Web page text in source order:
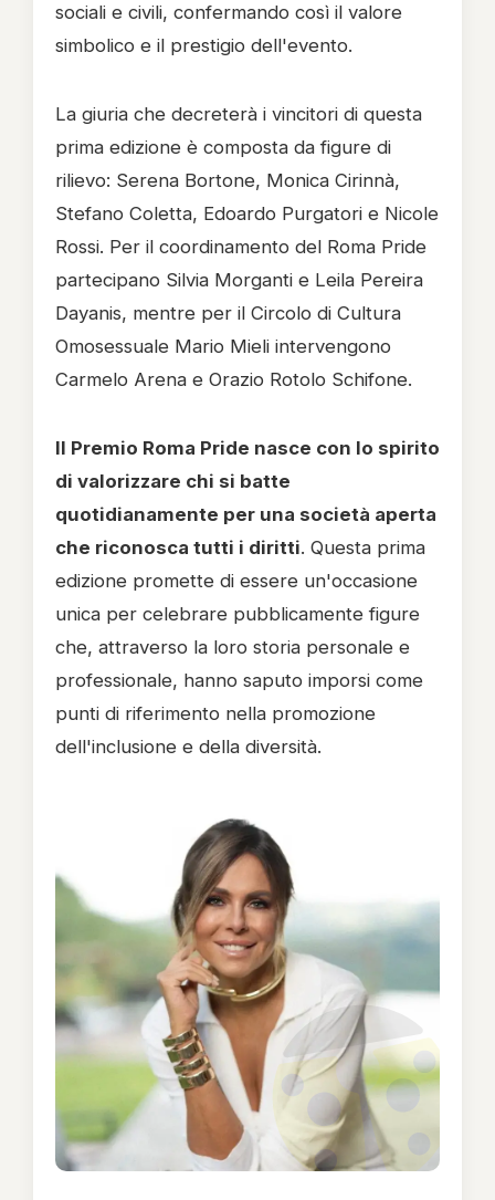
sociali e civili, confermando così il valore
simbolico e il prestigio dell'evento.
La giuria che decreterà i vincitori di questa
prima edizione è composta da figure di
rilievo: Serena Bortone, Monica Cirinnà,
Stefano Coletta, Edoardo Purgatori e Nicole
Rossi. Per il coordinamento del Roma Pride
partecipano Silvia Morganti e Leila Pereira
Dayanis, mentre per il Circolo di Cultura
Omosessuale Mario Mieli intervengono
Carmelo Arena e Orazio Rotolo Schifone.
Il Premio Roma Pride nasce con lo spirito
di valorizzare chi si batte
quotidianamente per una società aperta
che riconosca tutti i diritti. Questa prima
edizione promette di essere un'occasione
unica per celebrare pubblicamente figure
che, attraverso la loro storia personale e
professionale, hanno saputo imporsi come
punti di riferimento nella promozione
dell'inclusione e della diversità.